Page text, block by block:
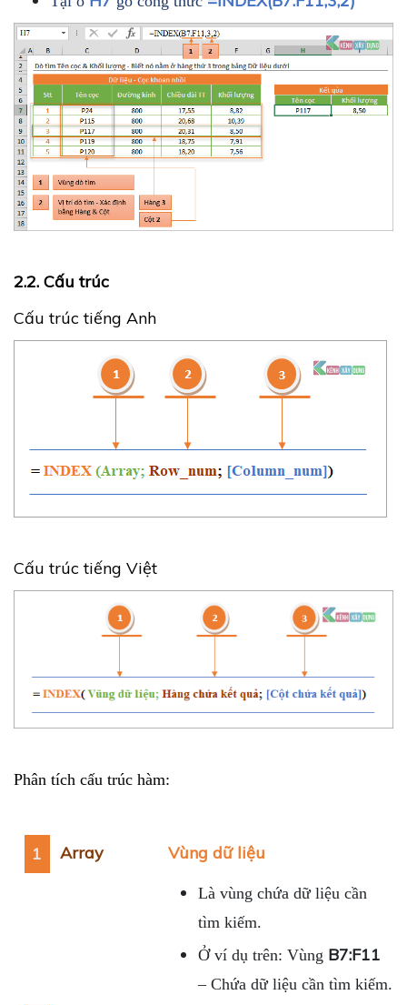
2.2. Cấu trúc
Cấu trúc tiếng Anh
Cấu trúc tiếng Việt
Phân tích cấu trúc hàm:
1 Array Vùng dữ liệu
Là vùng chứa dữ liệu cần
tìm kiếm.
Ở ví dụ trên: Vùng B7:F11
– Chứa dữ liệu cần tìm kiếm.